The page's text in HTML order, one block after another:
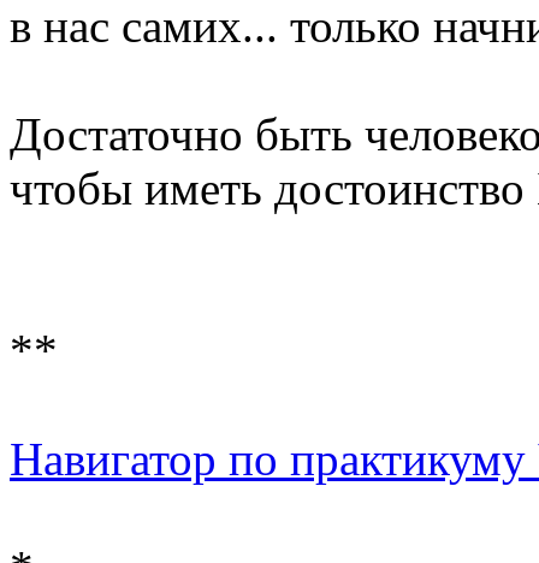
в нас самих... только
Достаточно быть
чтобы иметь
**
Навигатор по